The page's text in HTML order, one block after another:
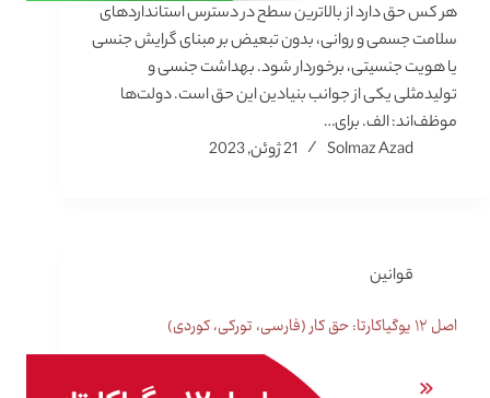
هر کس حق دارد از بالاترین سطح در دسترس استانداردهای
سلامت جسمی و روانی، بدون تبعیض بر مبنای گرایش جنسی
یا هویت جنسیتی، برخوردار شود. بهداشت جنسی و
تولیدمثلی یکی از جوانب بنیادین این حق است. دولت‌ها
موظف‌اند: الف. برای…
Solmaz Azad
21 ژوئن, 2023
قوانین
اصل ۱۲ یوگیاکارتا: حق کار (فارسی، تورکی، کوردی)